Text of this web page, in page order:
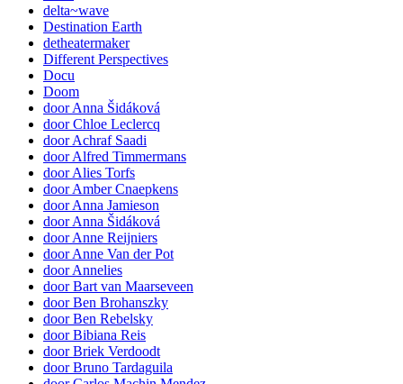
delta~wave
Destination Earth
detheatermaker
Different Perspectives
Docu
Doom
door Anna Šidáková
door Chloe Leclercq
door Achraf Saadi
door Alfred Timmermans
door Alies Torfs
door Amber Cnaepkens
door Anna Jamieson
door Anna Šidáková
door Anne Reijniers
door Anne Van der Pot
door Annelies
door Bart van Maarseveen
door Ben Brohanszky
door Ben Rebelsky
door Bibiana Reis
door Briek Verdoodt
door Bruno Tardaguila